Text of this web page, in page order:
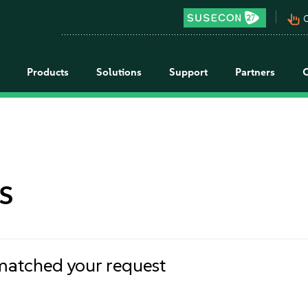
pan_tool_alt
Products Solutions Support Partners
your request